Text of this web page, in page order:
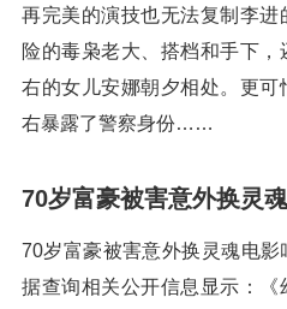
再完美的演技也无法复制李
险的毒枭老大、搭档和手下
右的女儿安娜朝夕相处。更
右暴露了警察身份……
70岁富豪被害意外换灵
70岁富豪被害意外换灵魂电
据查询相关公开信息显示：